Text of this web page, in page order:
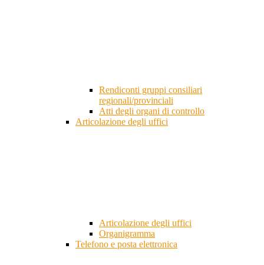
Rendiconti gruppi consiliari
regionali/provinciali
Atti degli organi di controllo
Articolazione degli uffici
Articolazione degli uffici
Organigramma
Telefono e posta elettronica